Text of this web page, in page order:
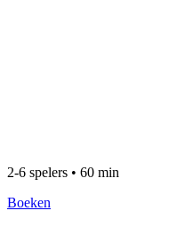
2-6 spelers • 60 min
Boeken